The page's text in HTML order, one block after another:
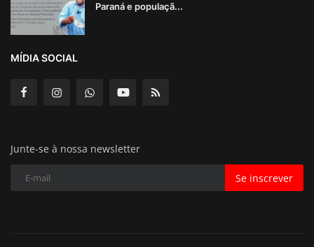
Paraná e populaçã...
MÍDIA SOCIAL
Junte-se à nossa newsletter
Se inscrever